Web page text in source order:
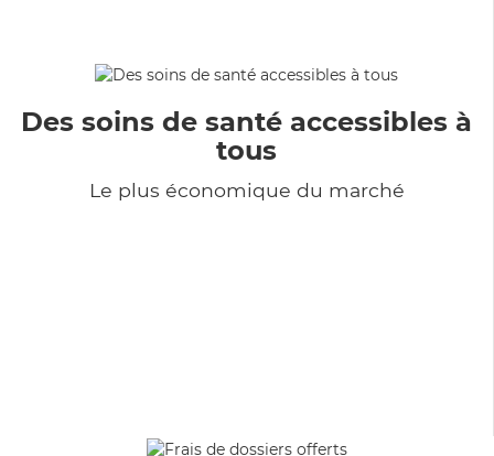
Des soins de santé accessibles à
tous
Le plus économique du marché